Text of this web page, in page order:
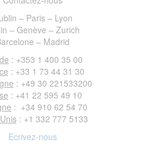
– Paris – Lyon
– Genève – Zurich
– Madrid
: +353 1 400 35 00
: +33 1 73 44 31 30
: +49 30 221533200
: +41 22 595 49 10
: +34 910 62 54 70
: +1 332 777 5133
Ecrivez-nous